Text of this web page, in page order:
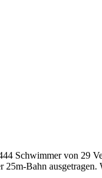
Schwimmer von 29
Bahn ausgetragen.